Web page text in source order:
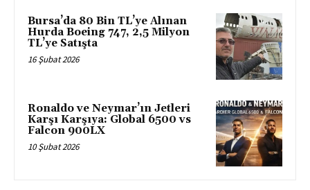
Bursa’da 80 Bin TL’ye Alınan
Hurda Boeing 747, 2,5 Milyon
TL’ye Satışta
16 Şubat 2026
Ronaldo ve Neymar’ın Jetleri
Karşı Karşıya: Global 6500 vs
Falcon 900LX
10 Şubat 2026